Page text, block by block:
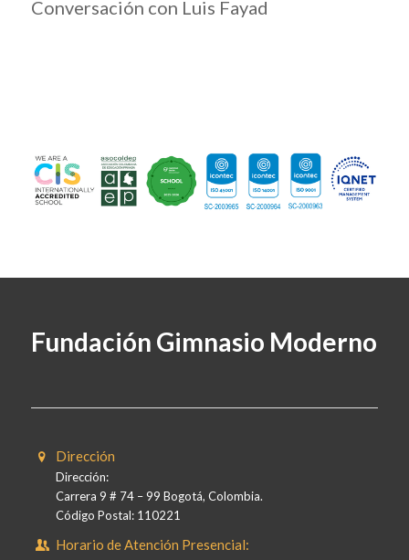
Conversación con Luis Fayad
Fundación Gimnasio Moderno
Dirección
Dirección:
Carrera 9 # 74 – 99 Bogotá, Colombia.
Código Postal: 110221
Horario de Atención Presencial: